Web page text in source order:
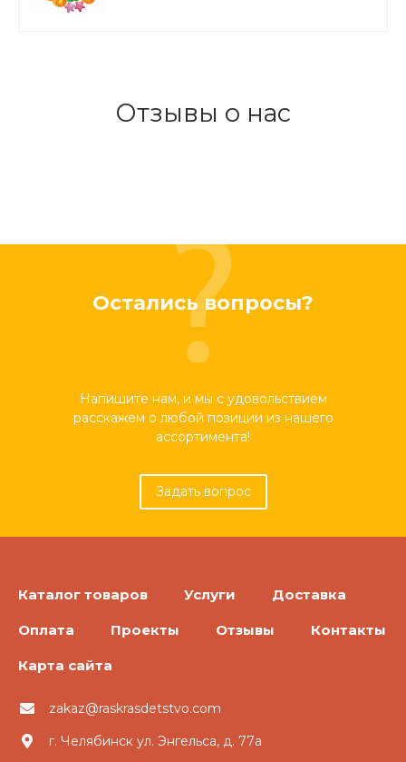
Отзывы о нас
Остались вопросы?
Напишите нам, и мы с удовольствием
расскажем о любой позиции из нашего
ассортимента!
Задать вопрос
Каталог товаров Услуги Доставка
Оплата Проекты Отзывы Контакты
Карта сайта
zakaz@raskrasdetstvo.com
г. Челябинск ул. Энгельса, д. 77а